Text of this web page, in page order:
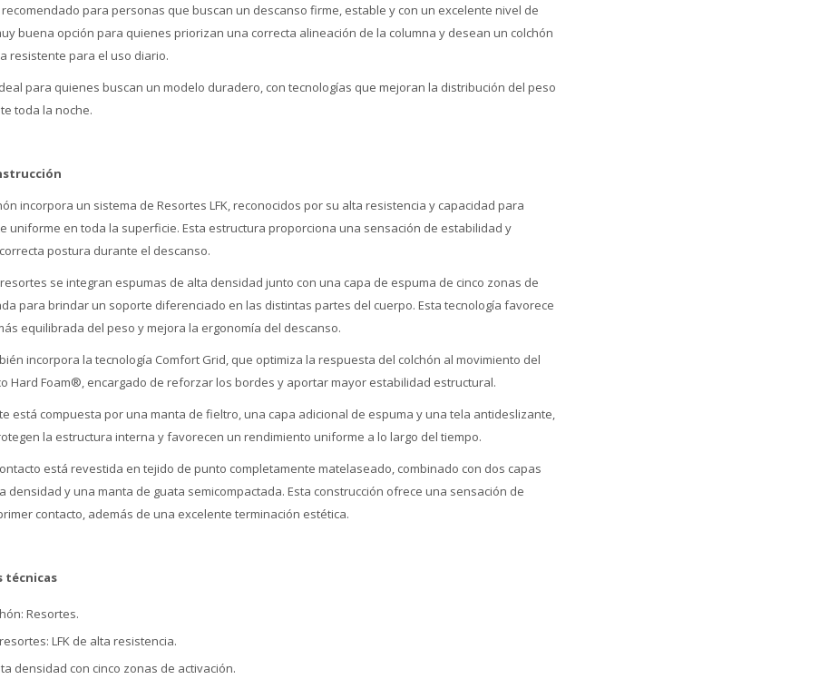
para personas que buscan un descanso firme, estable y con un excelente nivel de
buena opción para quienes priorizan una correcta alineación de la columna y desean un colchón
resistente para el uso diario.
para quienes buscan un modelo duradero, con tecnologías que mejoran la distribución del peso
toda la noche.
incorpora un sistema de Resortes LFK, reconocidos por su alta resistencia y capacidad para
uniforme en toda la superficie. Esta estructura proporciona una sensación de estabilidad y
postura durante el descanso.
se integran espumas de alta densidad junto con una capa de espuma de cinco zonas de
para brindar un soporte diferenciado en las distintas partes del cuerpo. Esta tecnología favorece
equilibrada del peso y mejora la ergonomía del descanso.
incorpora la tecnología Comfort Grid, que optimiza la respuesta del colchón al movimiento del
Hard Foam®, encargado de reforzar los bordes y aportar mayor estabilidad estructural.
está compuesta por una manta de fieltro, una capa adicional de espuma y una tela antideslizante,
la estructura interna y favorecen un rendimiento uniforme a lo largo del tiempo.
está revestida en tejido de punto completamente matelaseado, combinado con dos capas
densidad y una manta de guata semicompactada. Esta construcción ofrece una sensación de
contacto, además de una excelente terminación estética.
técnicas
Resortes.
LFK de alta resistencia.
densidad con cinco zonas de activación.